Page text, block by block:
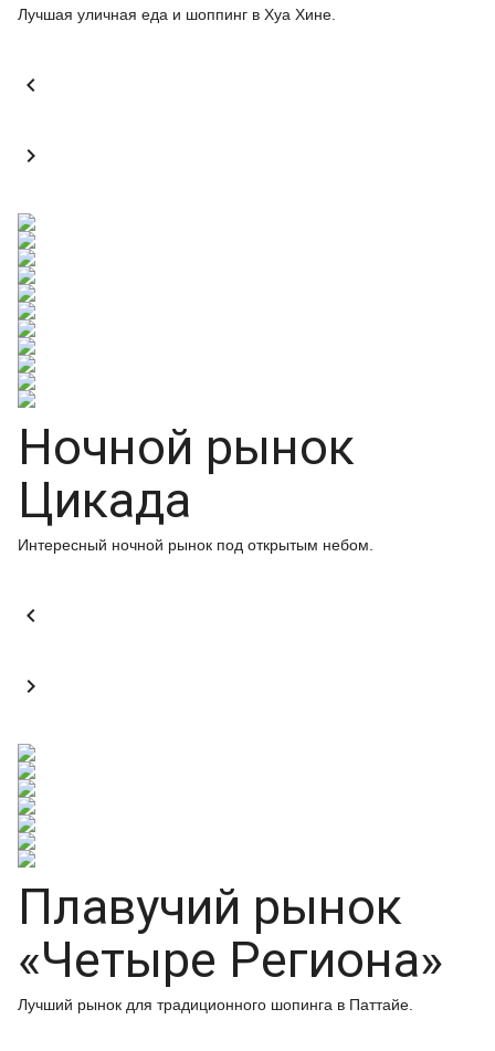
Лучшая уличная еда и шоппинг в Хуа Хине.


Ночной рынок
Цикада
Интересный ночной рынок под открытым небом.


Плавучий рынок
«Четыре Региона»
Лучший рынок для традиционного шопинга в Паттайе.